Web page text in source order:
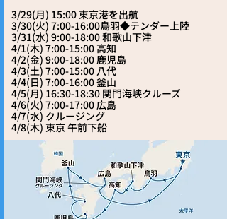
3/29(月) 15:00 東京港を出航
3/30(火) 7:00-16:00鳥羽◆テンダー上陸
3/31(水) 9:00-18:00 和歌山下津
4/1(木) 7:00-15:00 高知
4/2(金) 9:00-18:00 鹿児島
4/3(土) 7:00-15:00 八代
4/4(日) 7:00-16:00 釜山
4/5(月) 16:30-18:30 関門海峡クルーズ
4/6(火) 7:00-17:00 広島
4/7(水) クルージング
4/8(木) 東京 午前下船